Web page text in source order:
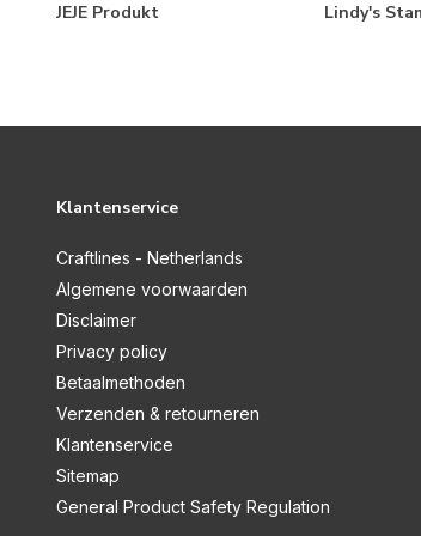
JEJE Produkt Lindy's
Klantenservice
Craftlines - Netherlands
Algemene voorwaarden
Disclaimer
Privacy policy
Betaalmethoden
Verzenden & retourneren
Klantenservice
Sitemap
General Product Safety Regulation